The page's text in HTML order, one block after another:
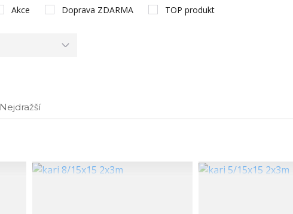
Akce Doprava ZDARMA TOP produkt
Nejdražší